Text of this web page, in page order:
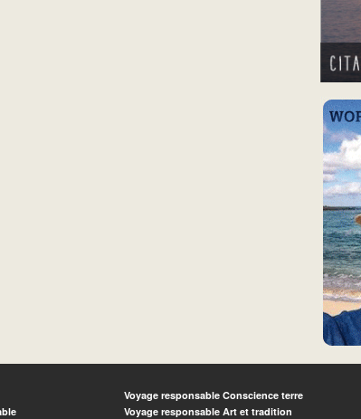
Voyage responsable Conscience terre
Voyage responsable Art et tradition